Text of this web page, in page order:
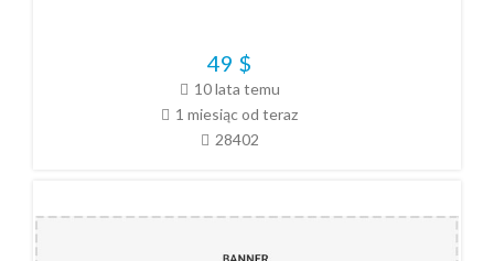
49 $
10 lata temu
1 miesiąc od teraz
28402